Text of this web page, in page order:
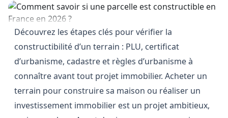
Découvrez les étapes clés pour vérifier la
constructibilité d’un terrain : PLU, certificat
d’urbanisme, cadastre et règles d’urbanisme à
connaître avant tout projet immobilier. Acheter un
terrain pour construire sa maison ou réaliser un
investissement immobilier est un projet ambitieux,